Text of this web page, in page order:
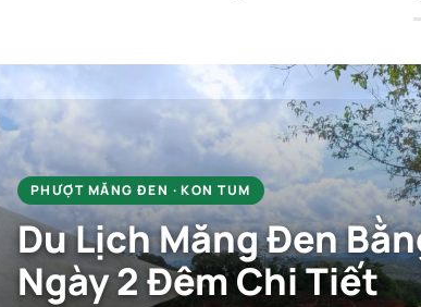
PHƯỢT MĂNG ĐEN · KON TUM
Du Lịch Măng Đen
Ngày 2 Đêm Chi Tiết